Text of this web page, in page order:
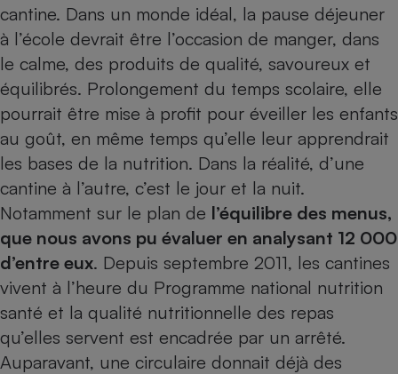
cantine. Dans un monde idéal, la pause déjeuner
à l’école devrait être l’occasion de manger, dans
le calme, des produits de qualité, savoureux et
équilibrés. Prolongement du temps scolaire, elle
pourrait être mise à profit pour éveiller les enfants
au goût, en même temps qu’elle leur apprendrait
les bases de la nutrition. Dans la réalité, d’une
cantine à l’autre, c’est le jour et la nuit.
Notamment sur le plan de l’équilibre des menus,
que nous avons pu évaluer en analysant 12 000
d’entre eux. Depuis septembre 2011, les cantines
vivent à l’heure du Programme national nutrition
santé et la qualité nutritionnelle des repas
qu’elles servent est encadrée par un arrêté.
Auparavant, une circulaire donnait déjà des
Complément
Assurance emprunteur
Petit électroménager -
Lave-linge
Téléviseur
Matelas
Radiateur électrique
Mutuelle
Antimoustique